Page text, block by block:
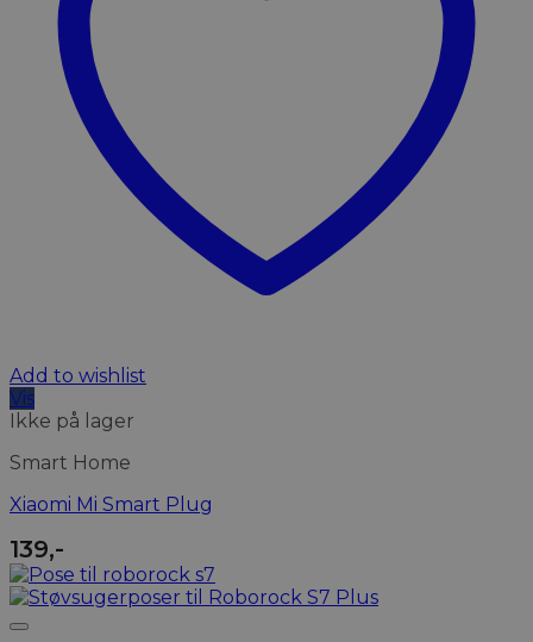
Add to wishlist
Vis
Ikke på lager
Smart Home
Xiaomi Mi Smart Plug
139,-